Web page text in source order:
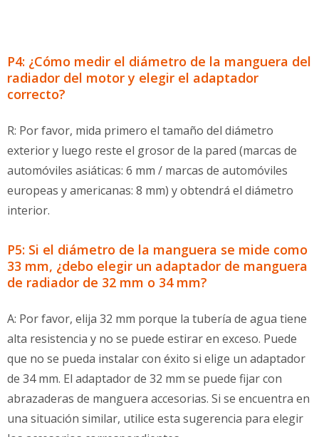
P4: ¿Cómo medir el diámetro de la manguera del
radiador del motor y elegir el adaptador
correcto?
R: Por favor, mida primero el tamaño del diámetro
exterior y luego reste el grosor de la pared (marcas de
automóviles asiáticas: 6 mm / marcas de automóviles
europeas y americanas: 8 mm) y obtendrá el diámetro
interior.
P5: Si el diámetro de la manguera se mide como
33 mm, ¿debo elegir un adaptador de manguera
de radiador de 32 mm o 34 mm?
A: Por favor, elija 32 mm porque la tubería de agua tiene
alta resistencia y no se puede estirar en exceso. Puede
que no se pueda instalar con éxito si elige un adaptador
de 34 mm. El adaptador de 32 mm se puede fijar con
abrazaderas de manguera accesorias. Si se encuentra en
una situación similar, utilice esta sugerencia para elegir